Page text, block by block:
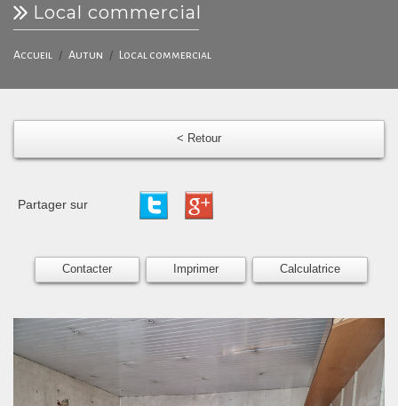
local commercial
Accueil Autun Local commercial
< Retour
Partager sur
Contacter Imprimer Calculatrice